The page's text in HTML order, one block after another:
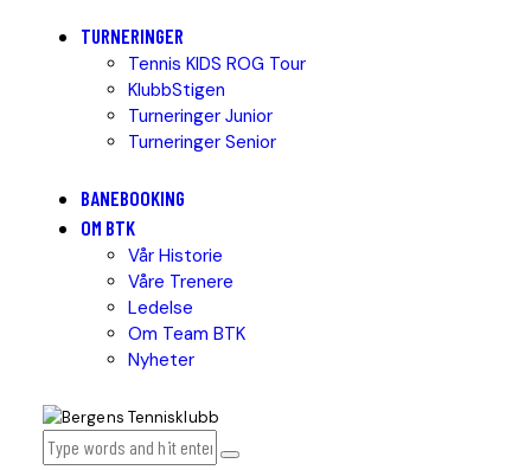
TURNERINGER
Tennis KIDS ROG Tour
KlubbStigen
Turneringer Junior
Turneringer Senior
BANEBOOKING
OM BTK
Vår Historie
Våre Trenere
Ledelse
Om Team BTK
Nyheter